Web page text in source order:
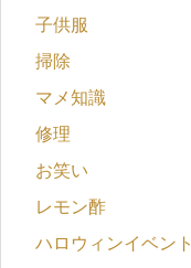
子供服
掃除
マメ知識
修理
お笑い
レモン酢
ハロウィンイベント